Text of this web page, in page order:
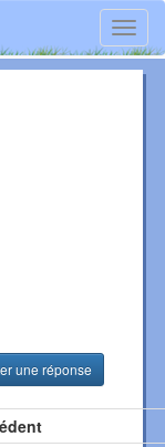
une réponse